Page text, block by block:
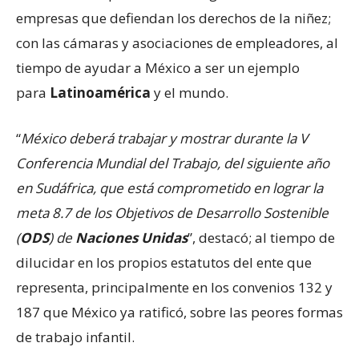
empresas que defiendan los derechos de la niñez;
con las cámaras y asociaciones de empleadores, al
tiempo de ayudar a México a ser un ejemplo
para Latinoamérica y el mundo.
“México deberá trabajar y mostrar durante la V
Conferencia Mundial del Trabajo, del siguiente año
en Sudáfrica, que está comprometido en lograr la
meta 8.7 de los Objetivos de Desarrollo Sostenible
(ODS) de Naciones Unidas”, destacó; al tiempo de
dilucidar en los propios estatutos del ente que
representa, principalmente en los convenios 132 y
187 que México ya ratificó, sobre las peores formas
de trabajo infantil.